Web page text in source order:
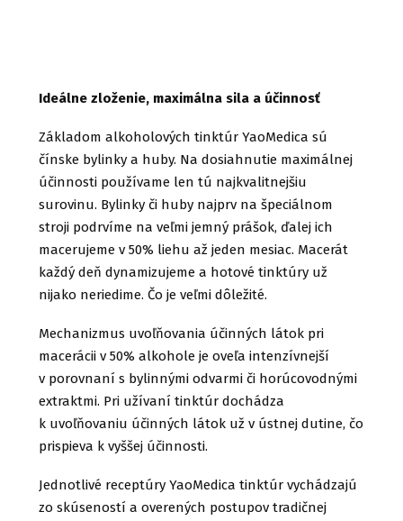
Ideálne zloženie, maximálna sila a účinnosť
Základom alkoholových tinktúr YaoMedica sú
čínske bylinky a huby. Na dosiahnutie maximálnej
účinnosti používame len tú najkvalitnejšiu
surovinu. Bylinky či huby najprv na špeciálnom
stroji podrvíme na veľmi jemný prášok, ďalej ich
macerujeme v 50% liehu až jeden mesiac. Macerát
každý deň dynamizujeme a hotové tinktúry už
nijako neriedime. Čo je veľmi dôležité.
Mechanizmus uvoľňovania účinných látok pri
macerácii v 50% alkohole je oveľa intenzívnejší
v porovnaní s bylinnými odvarmi či horúcovodnými
extraktmi. Pri užívaní tinktúr dochádza
k uvoľňovaniu účinných látok už v ústnej dutine, čo
prispieva k vyššej účinnosti.
Jednotlivé receptúry YaoMedica tinktúr vychádzajú
zo skúseností a overených postupov tradičnej